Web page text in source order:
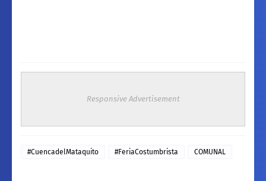
Responsive Advertisement
#CuencadelMataquito #FeriaCostumbrista COMUNAL